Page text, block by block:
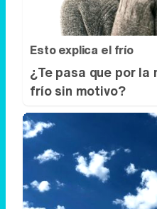
Esto explica el frío
¿Te pasa que por la
frío sin motivo?